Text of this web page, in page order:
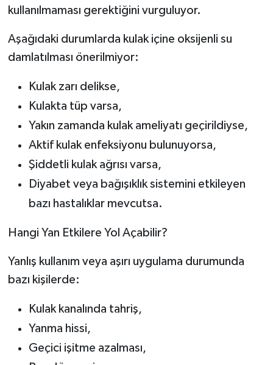
kullanılmaması gerektiğini vurguluyor.
Aşağıdaki durumlarda kulak içine oksijenli su
damlatılması önerilmiyor:
Kulak zarı delikse,
Kulakta tüp varsa,
Yakın zamanda kulak ameliyatı geçirildiyse,
Aktif kulak enfeksiyonu bulunuyorsa,
Şiddetli kulak ağrısı varsa,
Diyabet veya bağışıklık sistemini etkileyen
bazı hastalıklar mevcutsa.
Hangi Yan Etkilere Yol Açabilir?
Yanlış kullanım veya aşırı uygulama durumunda
bazı kişilerde:
Kulak kanalında tahriş,
Yanma hissi,
Geçici işitme azalması,